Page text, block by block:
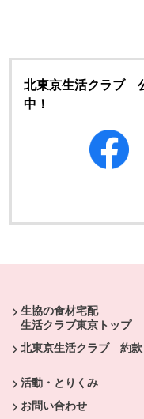
北東京生活クラブ
中！
生協の食材宅配
生活クラブ東京トップ
北東京生活クラブ 約款
活動・とりくみ
お問い合わせ